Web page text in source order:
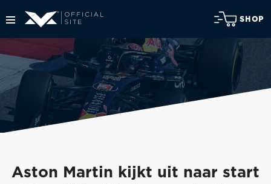
SHOP
Aston Martin kijkt uit naar start